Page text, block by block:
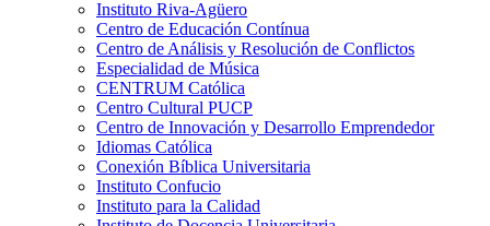
Instituto Riva-Agüero
Centro de Educación Contínua
Centro de Análisis y Resolución de Conflictos
Especialidad de Música
CENTRUM Católica
Centro Cultural PUCP
Centro de Innovación y Desarrollo Emprendedor
Idiomas Católica
Conexión Bíblica Universitaria
Instituto Confucio
Instituto para la Calidad